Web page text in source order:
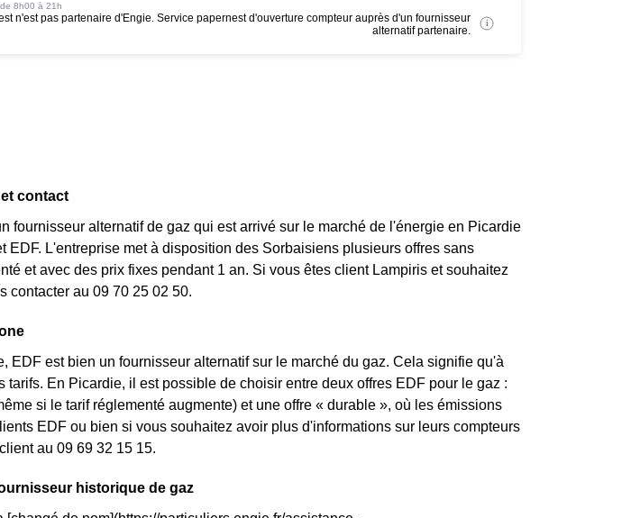
8h00 à 21h
n'est pas partenaire d'Engie. Service papernest d'ouverture compteur auprès d'un fournisseur
alternatif partenaire.
contact
fournisseur alternatif de gaz qui est arrivé sur le marché de l'énergie en Picardie
EDF. L'entreprise met à disposition des Sorbaisiens plusieurs offres sans
et avec des prix fixes pendant 1 an. Si vous êtes client Lampiris et souhaitez
contacter au 09 70 25 02 50.
EDF est bien un fournisseur alternatif sur le marché du gaz. Cela signifie qu'à
tarifs. En Picardie, il est possible de choisir entre deux offres EDF pour le gaz :
si le tarif réglementé augmente) et une offre « durable », où les émissions
EDF ou bien si vous souhaitez avoir plus d'informations sur leurs compteurs
au 09 69 32 15 15.
historique de gaz